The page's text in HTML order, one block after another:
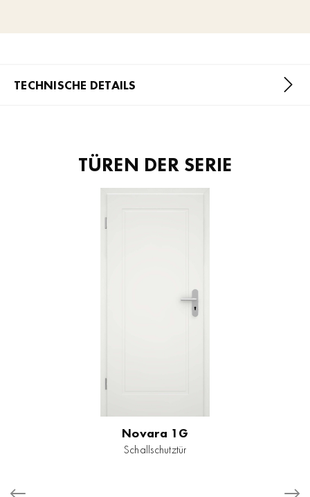
TECHNISCHE DETAILS
TÜREN DER SERIE
Novara 1G
Schallschutztür